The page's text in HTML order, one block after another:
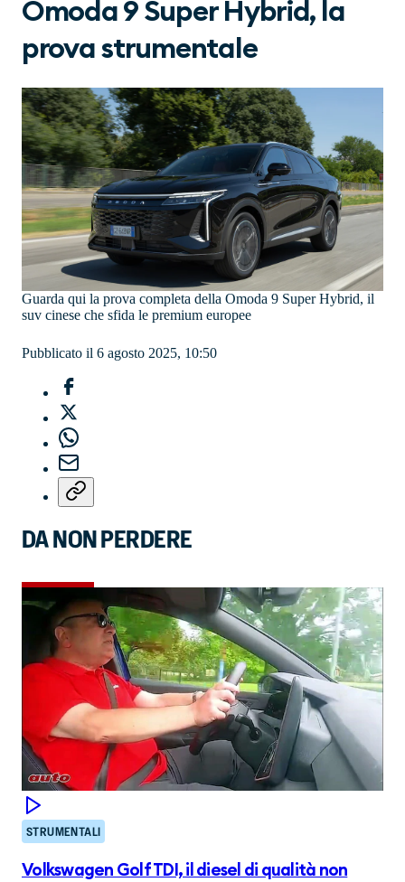
Omoda 9 Super Hybrid, la
prova strumentale
Guarda qui la prova completa della Omoda 9 Super Hybrid, il
suv cinese che sfida le premium europee
Pubblicato il 6 agosto 2025, 10:50
DA NON PERDERE
STRUMENTALI
Volkswagen Golf TDI, il diesel di qualità non